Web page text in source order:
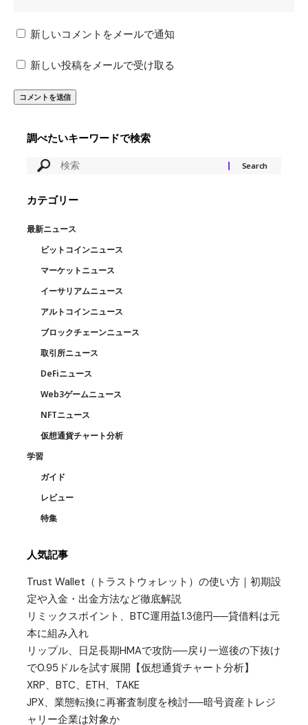
新しいコメントをメールで通知
新しい投稿をメールで受け取る
調べたいキーワードで検索
カテゴリー
最新ニュース
ビットコインニュース
マーケットニュース
イーサリアムニュース
アルトコインニュース
ブロックチェーンニュース
取引所ニュース
DeFiニュース
Web3ゲームニュース
NFTニュース
仮想通貨チャート分析
学習
ガイド
レビュー
特集
人気記事
Trust Wallet（トラストウォレット）の使い方｜初期設
定や入金・出金方法など徹底解説
リミックスポイント、BTC運用益1.3億円──貸借料は元
本に組み入れ
リップル、日足長期HMAで攻防──戻り一巡後の下抜け
で0.95ドルを試す展開【仮想通貨チャート分析】
XRP、BTC、ETH、TAKE
JPX、業態転換に再審査制度を検討──暗号資産トレジ
ャリー企業は対象か